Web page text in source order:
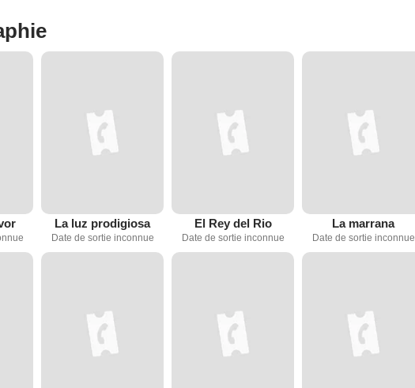
La luz prodigiosa
Date de sortie inconnue
El Rey del Rio
Date de sortie inconnue
La marrana
Date de sortie inconnue